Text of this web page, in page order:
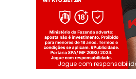
Jogue com